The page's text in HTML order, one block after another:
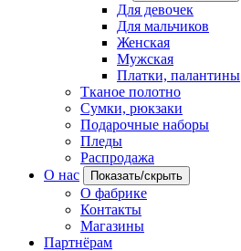
Для девочек
Для мальчиков
Женская
Мужская
Платки, палантины
Тканое полотно
Сумки, рюкзаки
Подарочные наборы
Пледы
Распродажа
О нас
Показать/скрыть
О фабрике
Контакты
Магазины
Партнёрам